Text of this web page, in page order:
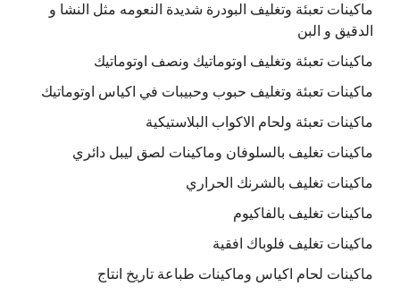
ماكينات تعبئة وتغليف البودرة شديدة النعومه مثل النشا و
الدقيق و البن
ماكينات تعبئة وتغليف اوتوماتيك ونصف اوتوماتيك
ماكينات تعبئة وتغليف حبوب وحبيبات في اكياس اوتوماتيك
ماكينات تعبئة ولحام الاكواب البلاستيكية
ماكينات تغليف بالسلوفان وماكينات لصق ليبل دائري
ماكينات تغليف بالشرنك الحراري
ماكينات تغليف بالفاكيوم
ماكينات تغليف فلوباك افقية
ماكينات لحام اكياس وماكينات طباعة تاريخ انتاج